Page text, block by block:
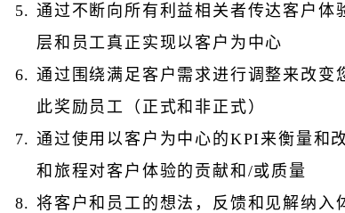
通过不断向所有利益相关者传达客户体
层和员工真正实现以客户为中心
通过围绕满足客户需求进行调整来改变
此奖励员工（正式和非正式）
通过使用以客户为中心的KPI来衡量和
和旅程对客户体验的贡献和/或质量
将客户和员工的想法，反馈和见解纳入